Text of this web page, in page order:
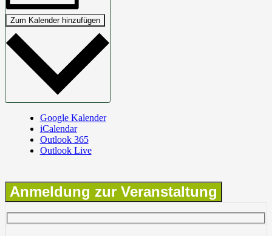
Zum Kalender hinzufügen
Google Kalender
iCalendar
Outlook 365
Outlook Live
Anmeldung zur Veranstaltung